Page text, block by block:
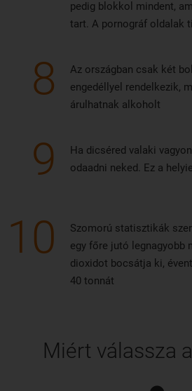
pedig blokkol mindent,
tart. A pornográf oldalak
8
Az országban csak két
engedéllyel rendelkezik,
árulhatnak alkoholt
9
Ha dicséred valaki
odaadni neked. Ez a
10
Szomorú statisztikák
egy főre jutó legnagyobb
dioxidot bocsátja ki,
40 tonnát
Miért válassza